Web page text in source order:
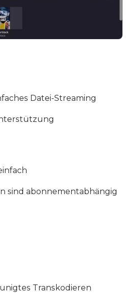
Datei-Streaming
sind abonnementabhängig
Transkodieren